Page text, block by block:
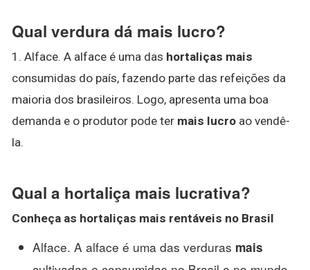
Qual verdura dá mais lucro?
1. Alface. A alface é uma das hortaliças mais
consumidas do país, fazendo parte das refeições da
maioria dos brasileiros. Logo, apresenta uma boa
demanda e o produtor pode ter mais lucro ao vendê-
la.
Qual a hortaliça mais lucrativa?
Conheça as hortaliças mais rentáveis no Brasil
Alface. A alface é uma das verduras mais